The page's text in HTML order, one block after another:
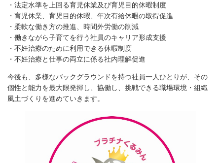
・法定水準を上回る育児休業及び育児目的休暇制度
・育児休業、育児目的休暇、年次有給休暇の取得促進
・柔軟な働き方の推進、時間外労働の削減
・働きながら子育てを行う社員のキャリア形成支援
・不妊治療のために利用できる休暇制度
・不妊治療と仕事の両立に係る社内理解促進
今後も、多様なバックグラウンドを持つ社員一人ひとりが、その
個性と能力を最大限発揮し、協働し、挑戦できる職場環境・組織
風土づくりを進めていきます。